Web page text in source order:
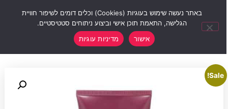
Sale!
באתר נעשה שימוש בעוגיות (Cookies) וכלים דומים לשיפור חוויית
הגלישה, התאמת תוכן אישי וביצוע ניתוחים סטטיסטיים.
אישור
מדיניות עוגיות